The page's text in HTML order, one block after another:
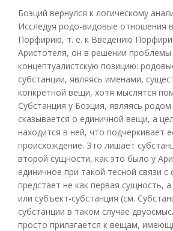
Боэций вернулся к логическому
Исследуя родо-видовые отношения
Порфирию, т. е. к Введению
Аристотеля, он в решении проблемы
концептуалистскую позицию:
субстанции, являясь именами,
конкретной вещи, хотя мыслятся
Субстанция у Боэция, являясь
сказывается о единичной вещи, а
находится в ней, что подчеркивает
происхождение. Это лишает
второй сущности, как это было у
единичное при такой тесной связи с
предстает не как первая сущность,
или субъект-субстанция (см.
субстанции в таком случае
просто прилагается к вещам,